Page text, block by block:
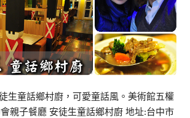
生童話鄉村廚，可愛童話風。美術館五權
親子餐廳 安徒生童話鄉村廚 地址:台中市